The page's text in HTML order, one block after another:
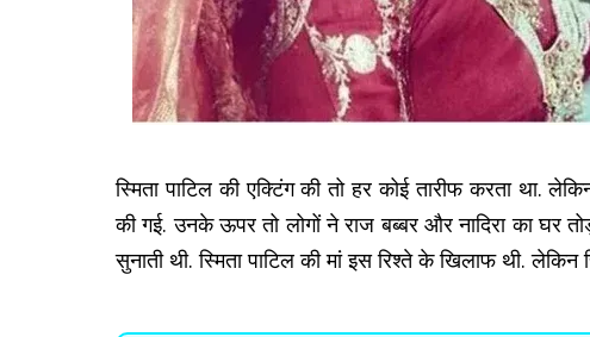
स्मिता पाटिल की एक्टिंग की तो हर कोई तारीफ करता था.
की गई. उनके ऊपर तो लोगों ने राज बब्बर और नादिरा का घर
सुनाती थी. स्मिता पाटिल की मां इस रिश्ते के खिलाफ थी. लेकिन